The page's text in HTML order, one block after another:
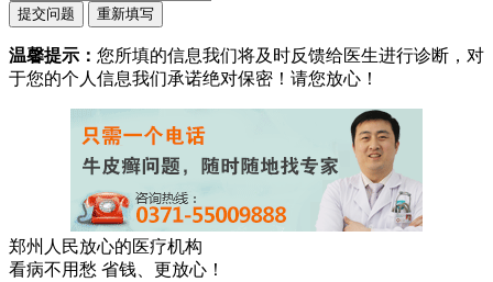
温馨提示： 您所填的信息我们将及时反馈给医生进行诊断，对
于您的个人信息我们承诺绝对保密！请您放心！
郑州人民放心的医疗机构
看病不用愁 省钱、更放心！